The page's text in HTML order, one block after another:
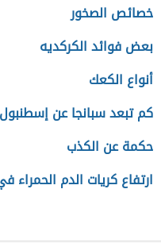
خصائص الصخور
بعض فوائد الكركديه
أنواع الكعك
كم تبعد سبانجا عن إسطنبول
حكمة عن الكذب
ارتفاع كريات الدم الحمراء